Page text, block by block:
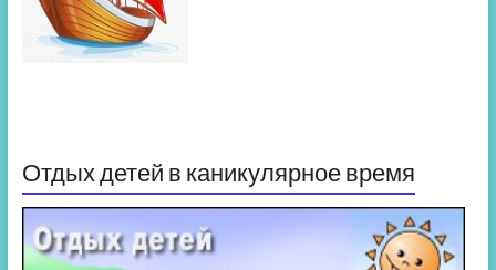
Отдых детей в каникулярное время